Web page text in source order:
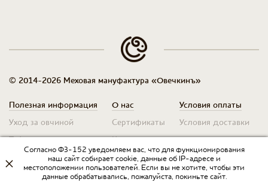
© 2014-2026 Меховая мануфактура «Овечкинъ»
Полезная информация
Уход за овчиной
Таблица размеров
О нас
Сертификаты
Контакты
Условия оплаты
Условия доставки
Оплата для юр. лиц
Условия возврата
Оптовикам
Договор оферты
Согласно ФЗ-152 уведомляем вас, что для функционирования
наш сайт собирает cookie, данные об IP-адресе и
местоположении пользователей. Если вы не хотите, чтобы эти
данные обрабатывались, пожалуйста, покиньте сайт.